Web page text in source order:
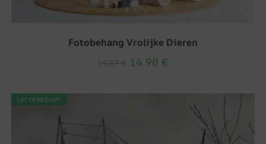
Fotobehang Vrolijke Dieren
14.90 €
UITVERKOOP!